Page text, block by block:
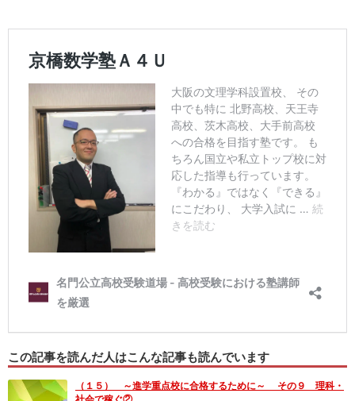
この記事を読んだ人はこんな記事も読んでいます
（１５） ～進学重点校に合格するために～ その９ 理科・